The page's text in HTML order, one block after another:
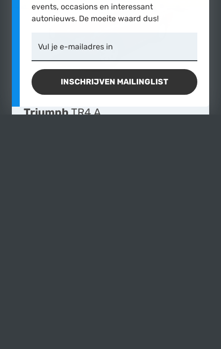
Triumph TR4 A
events, occasions en interessant
autonieuws. De moeite waard dus!
Vul je e-mailadres in
INSCHRIJVEN MAILINGLIST